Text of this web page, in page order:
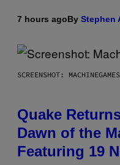
7 hours agoBy Stephen
SCREENSHOT:
Quake
Dawn of the
Featuring 19